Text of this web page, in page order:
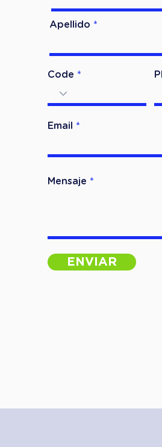
Apellido
Code
Email
Mensaje
ENVIAR